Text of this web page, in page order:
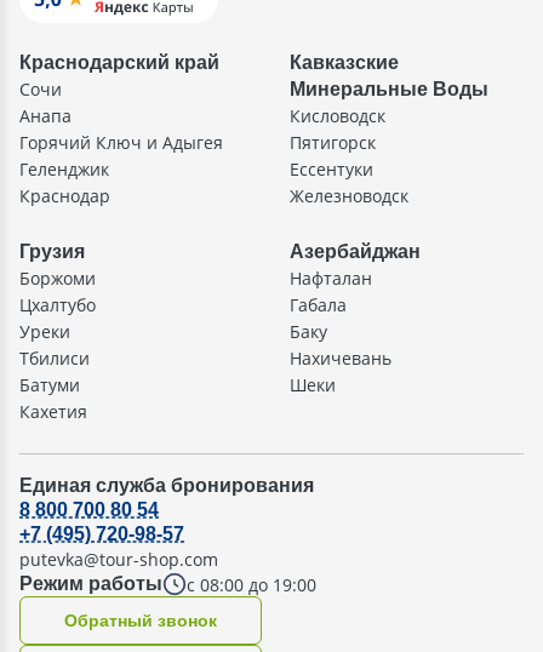
Краснодарский край
Сочи
Анапа
Горячий Ключ и Адыгея
Геленджик
Краснодар
Кавказские
Минеральные Воды
Кисловодск
Пятигорск
Ессентуки
Железноводск
Грузия
Боржоми
Цхалтубо
Уреки
Тбилиси
Батуми
Кахетия
Азербайджан
Нафталан
Габала
Баку
Нахичевань
Шеки
Единая служба бронирования
Режим работы с 08:00 до 19:00
8 800 700 80 54
+7 (495) 720-98-57
putevka@tour-shop.com
Oбратный звонок